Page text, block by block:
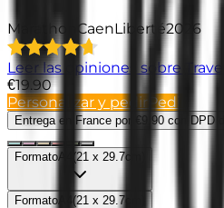
Marathon CaenLiberté2026
Leer las opiniones sobre
€19.90
Personalizar y pedir Pedir
Entrega en France por €9.90 con DPD
FormatoA4 (21 x 29.7cm
FormatoA4 (21 x 29.7cm